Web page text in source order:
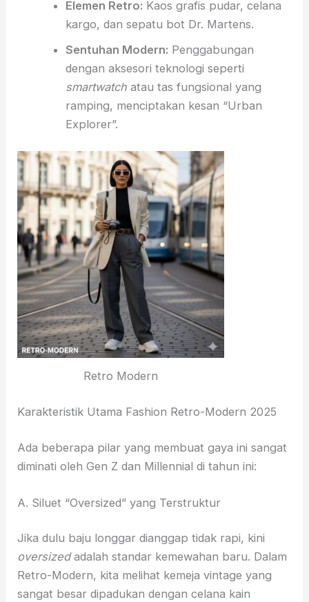
Elemen Retro: Kaos grafis pudar, celana
kargo, dan sepatu bot Dr. Martens.
Sentuhan Modern: Penggabungan
dengan aksesori teknologi seperti
smartwatchatau tas fungsional yang
ramping, menciptakan kesan “Urban
Explorer”.
Retro Modern
Karakteristik Utama Fashion Retro-Modern 2025
Ada beberapa pilar yang membuat gaya ini sangat
diminati oleh Gen Z dan Millennial di tahun ini:
A. Siluet “Oversized” yang Terstruktur
Jika dulu baju longgar dianggap tidak rapi, kini
oversizedadalah standar kemewahan baru. Dalam
Retro-Modern, kita melihat kemeja vintage yang
sangat besar dipadukan dengan celana kain